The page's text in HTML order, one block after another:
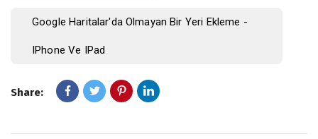
Google Haritalar'da Olmayan Bir Yeri Ekleme -
IPhone Ve IPad
Share: